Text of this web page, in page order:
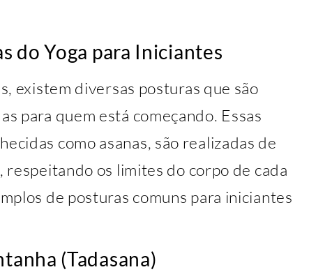
do Yoga para Iniciantes
existem diversas posturas que são
para quem está começando. Essas
como asanas, são realizadas de
respeitando os limites do corpo de cada
de posturas comuns para iniciantes
(Tadasana)